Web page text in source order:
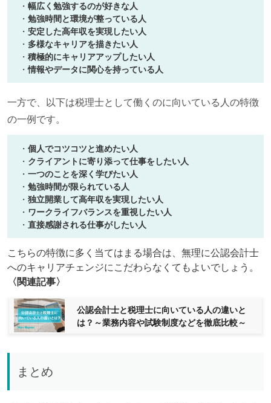
・ 幅広く勉強するのが好きな人
・ 勉強時間と環境が整っている人
・ 安定した高年収を実現したい人
・ 多様なキャリアを描きたい人
・ 積極的にキャリアアップしたい人
・情報やデータに関心を持っている人
一方で、以下は税理士として働くのに向いている人の特徴
の一例です。
・ 個人でコツコツと進めたい人
・ クライアントに寄り添って仕事をしたい人
・ 一つのことを深く学びたい人
・ 勉強時間が限られている人
・ 独立開業して高年収を実現したい人
・ ワークライフバランスを重視したい人
・ 直接感謝される仕事がしたい人
こちらの特徴に多く当てはまる場合は、無理に公認会計士
へのキャリアチェンジにこだわらなくてもよいでしょう。
〈関連記事〉
公認会計士と税理士に向いている人の違いと
は？～業務内容や試験制度などを徹底比較～
まとめ